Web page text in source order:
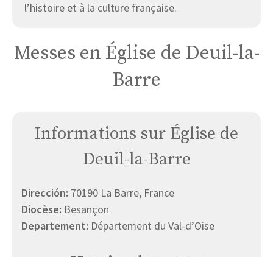
l’histoire et à la culture française.
Messes en Église de Deuil-la-
Barre
Informations sur Église de
Deuil-la-Barre
Dirección: 70190 La Barre, France
Diocèse: Besançon
Departement: Département du Val-d’Oise